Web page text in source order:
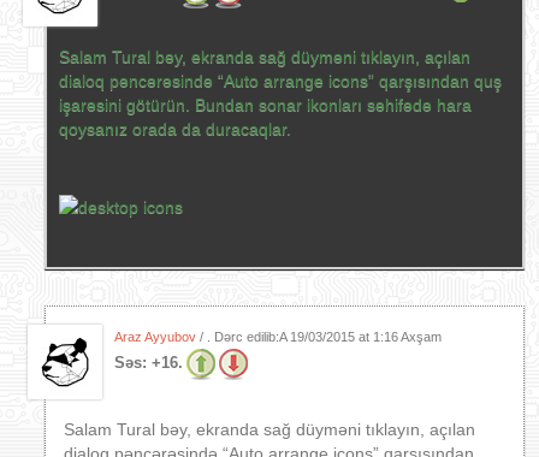
Salam Tural bəy, ekranda sağ düyməni tıklayın, açılan
dialoq pəncərəsində “Auto arrange icons” qarşısından quş
işarəsini götürün. Bundan sonar ikonları səhifədə hara
qoysanız orada da duracaqlar.
Araz Ayyubov / . Dərc edilib:A 19/03/2015 at 1:16 Axşam
Səs: +16.
Salam Tural bəy, ekranda sağ düyməni tıklayın, açılan